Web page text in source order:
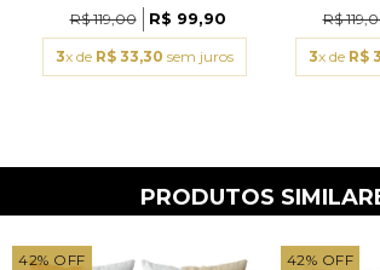
GEOMÉTRICO (COM
ENCHIMENTOS)
R$ 119,00 R$ 99,90
3x de R$ 33,30 sem juros
R$
3x de R$
PRODUTOS
42% OFF 42% OFF